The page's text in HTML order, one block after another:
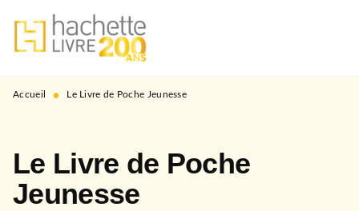
MENU RECHERCHE
PIED DE PAGE
Accueil • Le Livre de Poche Jeunesse
Le Livre de Poche
Jeunesse